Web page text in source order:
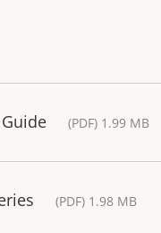
(PDF) 1.99 MB
(PDF) 1.98 MB